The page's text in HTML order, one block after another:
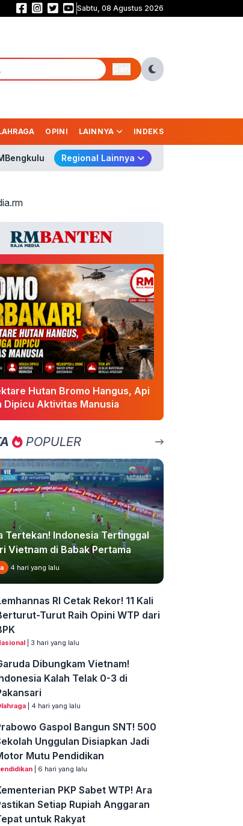
Terbakar! 120 Hektare Hutan Hangus, Api Diduga Dipicu Aktivitas
Sabtu, 08 Agustus 2026
OPINI LAINNYA INDEKS
Regional Lainnya
Hutan Bromo Hangus, Api
Dipicu Aktivitas Manusia
POPULER
Tertekan! Indonesia Tertinggal
Vietnam di Babak Pertama
4 hari yang lalu
RI Cetak Rekor! 11 Kali
Turut Raih Opini WTP dari
| 3 hari yang lalu
Dibungkam Vietnam!
Kalah Telak 0-3 di
| 4 hari yang lalu
Gaspol Bangun SNT! 500
Unggulan Disiapkan Jadi
Mutu Pendidikan
| 6 hari yang lalu
PKP Sabet WTP! Ara
Setiap Rupiah Anggaran
untuk Rakyat